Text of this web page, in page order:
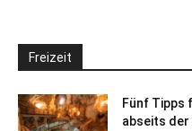
Freizeit
Fünf Tipps
abseits